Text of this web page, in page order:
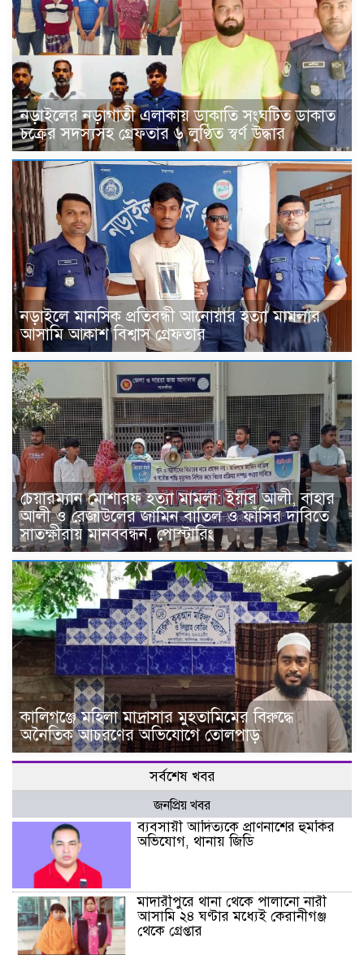
নড়াইলের নড়াগাতী এলাকায় ডাকাতি সংঘটিত ডাকাত
চক্রের সদস্যসহ গ্রেফতার ৬ লুণ্ঠিত স্বর্ণ উদ্ধার
নড়াইলে মানসিক প্রতিবন্ধী আনোয়ার হত্যা মামলার
আসামি আকাশ বিশ্বাস গ্রেফতার
চেয়ারম্যান মোশারফ হত্যা মামলা: ইয়ার আলী, বাহার
আলী ও রেজাউলের জামিন বাতিল ও ফাঁসির দাবিতে
সাতক্ষীরায় মানববন্ধন, পোস্টারিং
কালিগঞ্জে মহিলা মাদ্রাসার মুহতামিমের বিরুদ্ধে
অনৈতিক আচরণের অভিযোগে তোলপাড়
সর্বশেষ খবর
জনপ্রিয় খবর
ব্যবসায়ী আদিত্যকে প্রাণনাশের হুমকির
অভিযোগ, থানায় জিডি
মাদারীপুরে থানা থেকে পালানো নারী
আসামি ২৪ ঘণ্টার মধ্যেই কেরানীগঞ্জ
থেকে গ্রেপ্তার